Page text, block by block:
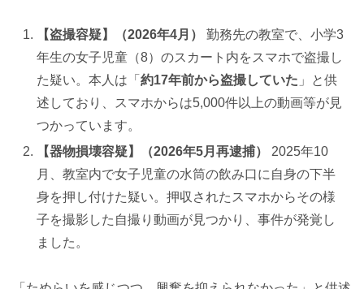
【盗撮容疑】（2026年4月）
勤務先の教室で、小学3
年生の女子児童（8）のスカート内をスマホで盗撮し
た疑い。本人は「約17年前から盗撮していた 」と供
述しており、スマホからは5,000件以上の動画等が見
つかっています。
【器物損壊容疑】（2026年5月再逮捕）
2025年10
月、教室内で女子児童の水筒の飲み口に自身の下半
身を押し付けた疑い。押収されたスマホからその様
子を撮影した自撮り動画が見つかり、事件が発覚し
ました。